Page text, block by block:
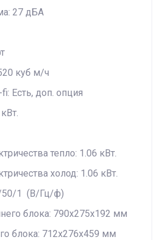
27 дБА
куб м/ч
Есть, доп. опция
тепло: 1.06 кВт.
холод: 1.06 кВт.
50/1 (В/Гц/ф)
блока: 790x275x192 мм
блока: 712x276x459 мм